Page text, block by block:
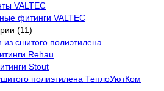
VALTEC
фитинги VALTEC
(11)
сшитого полиэтилена
Rehau
Stout
полиэтилена ТеплоУютКом